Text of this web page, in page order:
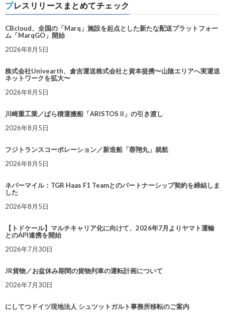
プレスリリースまとめてチェック
CBcloud、全国の「Marq」施設を起点とした新たな配送プラットフォー
ム「MarqGO」開始
2026年8月5日
株式会社Univearth、倉吉運送株式会社と資本提携〜山陰エリアへ実運送
ネットワークを拡大〜
2026年8月5日
川崎重工業／ばら積運搬船「ARISTOS II」の引き渡し
2026年8月5日
フジトランスコーポレーション／新造船「蓉翔丸」就航
2026年8月5日
ネバーマイル：TGR Haas F1 Teamとのパートナーシップ契約を締結しま
した
2026年8月5日
【トドケール】マルチキャリア化に向けて、2026年7月よりヤマト運輸
とのAPI連携を開始
2026年7月30日
JR貨物／お盆休み期間の貨物列車の運転計画について
2026年7月30日
にしてつドイツ現地法人 シュツットガルト事務所移転のご案内